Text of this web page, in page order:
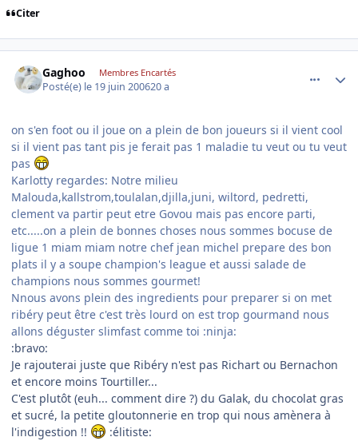
Citer
Gaghoo Membres Encartés
Posté(e) le 19 juin 200620 a
on s'en foot ou il joue on a plein de bon joueurs si il vient cool
si il vient pas tant pis je ferait pas 1 maladie tu veut ou tu veut
pas
Karlotty regardes: Notre milieu
Malouda,kallstrom,toulalan,djilla,juni, wiltord, pedretti,
clement va partir peut etre Govou mais pas encore parti,
etc.....on a plein de bonnes choses nous sommes bocuse de
ligue 1 miam miam notre chef jean michel prepare des bon
plats il y a soupe champion's league et aussi salade de
champions nous sommes gourmet!
Nnous avons plein des ingredients pour preparer si on met
ribéry peut être c'est très lourd on est trop gourmand nous
allons déguster slimfast comme toi :ninja:
:bravo:
Je rajouterai juste que Ribéry n'est pas Richart ou Bernachon
et encore moins Tourtiller...
C'est plutôt (euh... comment dire ?) du Galak, du chocolat gras
et sucré, la petite gloutonnerie en trop qui nous amènera à
l'indigestion !!
:élitiste: